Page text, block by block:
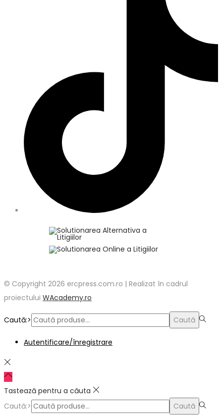
© Copyright 2026 ercpress.com.ro | Realizat în cadrul
proiectului WAcademy.ro
Caută:> Caută
Autentificare/înregistrare
Tastează pentru a căuta
Caută:>
Caută